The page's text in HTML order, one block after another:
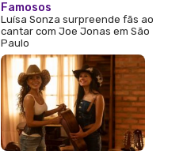
Famosos
Luísa Sonza surpreende fãs ao
cantar com Joe Jonas em São
Paulo